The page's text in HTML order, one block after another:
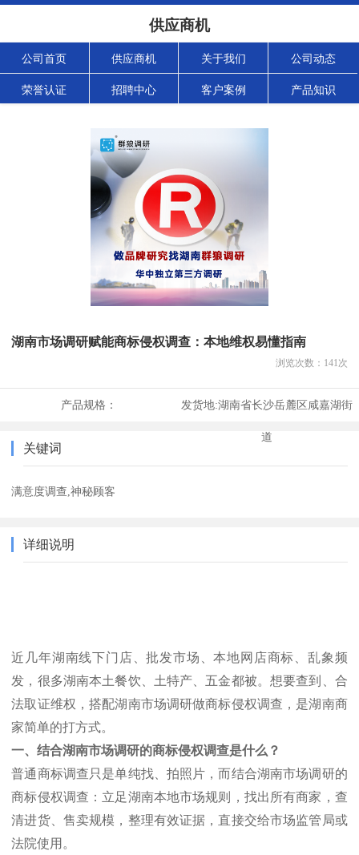
供应商机
公司首页 供应商机 关于我们 公司动态
荣誉认证 招聘中心 客户案例 产品知识
湖南市场调研赋能商标侵权调查：本地维权易懂指南
浏览次数： 141次
产品规格： 发货地:湖南省长沙岳麓区咸嘉湖街
道
关键词
满意度调查,神秘顾客
详细说明
近几年湖南线下门店、批发市场、本地网店商标、乱象频
发，很多湖南本土餐饮、土特产、五金都被。想要查到、合
法取证维权，搭配湖南市场调研做商标侵权调查，是湖南商
家简单的打方式。
一、结合湖南市场调研的商标侵权调查是什么？
普通商标调查只是单纯找、拍照片，而结合湖南市场调研的
商标侵权调查：立足湖南本地市场规则，找出所有商家，查
清进货、售卖规模，整理有效证据，直接交给市场监管局或
法院使用。